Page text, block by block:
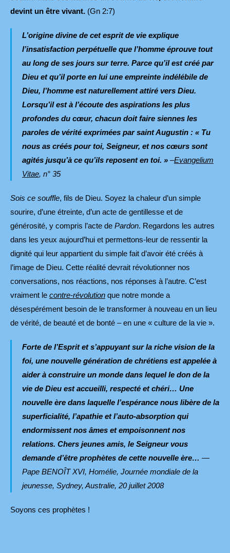
devint un être vivant. (Gn 2:7)
L’origine divine de cet esprit de vie explique
l’insatisfaction perpétuelle que l’homme éprouve tout
au long de ses jours sur terre. Parce qu’il est créé par
Dieu et qu’il porte en lui une empreinte indélébile de
Dieu, l’homme est naturellement attiré vers Dieu.
Lorsqu’il est à l’écoute des aspirations les plus
profondes du cœur, chacun doit faire siennes les
paroles de vérité exprimées par saint Augustin : « Tu
nous as créés pour toi, Seigneur, et nos cœurs sont
agités jusqu’à ce qu’ils reposent en toi. » –Evangelium
Vitae, n° 35
Sois ce souffle, fils de Dieu. Soyez la chaleur d’un simple
sourire, d’une étreinte, d’un acte de gentillesse et de
générosité, y compris l’acte de Pardon. Regardons les autres
dans les yeux aujourd’hui et permettons-leur de ressentir la
dignité qui leur appartient du simple fait d’avoir été créés à
l’image de Dieu. Cette réalité devrait révolutionner nos
conversations, nos réactions, nos réponses à l’autre. C’est
vraiment le contre-révolution que notre monde a
désespérément besoin de le transformer à nouveau en un lieu
de vérité, de beauté et de bonté – en une « culture de la vie ».
Forte de l’Esprit et s’appuyant sur la riche vision de la
foi, une nouvelle génération de chrétiens est appelée à
aider à construire un monde dans lequel le don de la
vie de Dieu est accueilli, respecté et chéri… Une
nouvelle ère dans laquelle l’espérance nous libère de la
superficialité, l’apathie et l’auto-absorption qui
endormissent nos âmes et empoisonnent nos
relations. Chers jeunes amis, le Seigneur vous
demande d’être prophètes de cette nouvelle ère… —
Pape BENOÎT XVI, Homélie, Journée mondiale de la
jeunesse, Sydney, Australie, 20 juillet 2008
Soyons ces prophètes !